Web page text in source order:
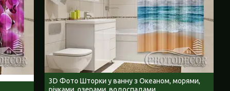
3D Фото Шторки у ванну з Океаном, морями,
річками, озерами, водоспадами